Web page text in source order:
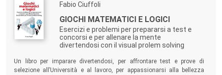
Fabio Ciuffoli
GIOCHI MATEMATICI E LOGICI
Esercizi e problemi per prepararsi a test e
concorsi e per allenare la mente
divertendosi con il visual prolem solving
Un libro per imparare divertendosi, per affrontare test e prove di
selezione all’Università e al lavoro, per appassionarsi alla bellezza